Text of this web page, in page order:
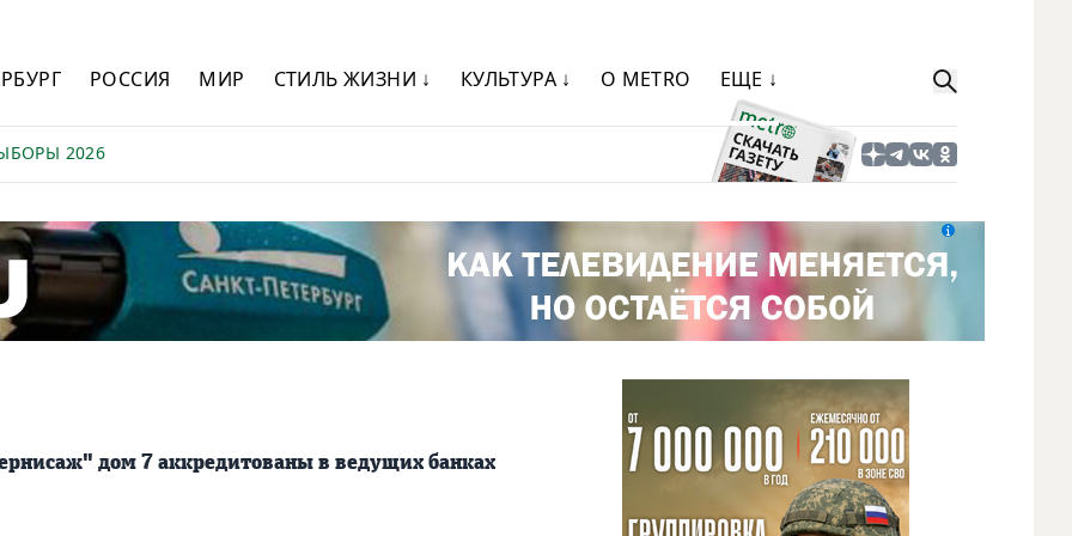
РОССИЯ МИР СТИЛЬ ЖИЗНИ ↓ КУЛЬТУРА ↓ О METRO ЕЩЕ ↓
2026
дом 7 аккредитованы в ведущих банках